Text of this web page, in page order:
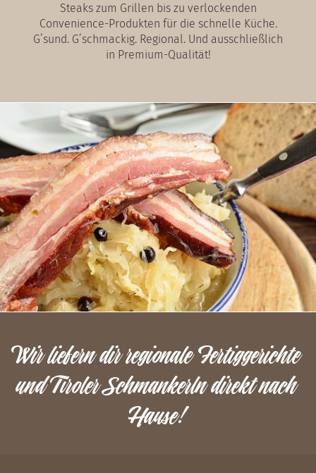
Steaks zum Grillen bis zu verlockenden
Convenience-Produkten für die schnelle Küche.
G’sund. G’schmackig. Regional. Und ausschließlich
in Premium-Qualität!
Wir liefern dir regionale Fertiggerichte
und Tiroler Schmankerln direkt nach
Hause!